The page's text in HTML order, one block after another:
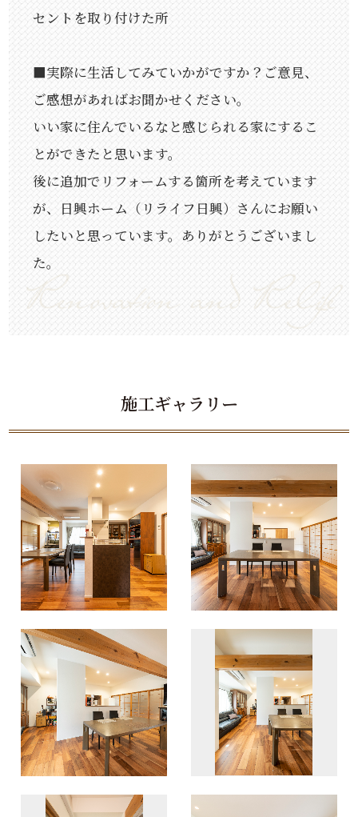
セントを取り付けた所
■実際に生活してみていかがですか？ご意見、
ご感想があればお聞かせください。
いい家に住んでいるなと感じられる家にするこ
とができたと思います。
後に追加でリフォームする箇所を考えています
が、日興ホーム（リライフ日興）さんにお願い
したいと思っています。ありがとうございまし
た。
施工ギャラリー